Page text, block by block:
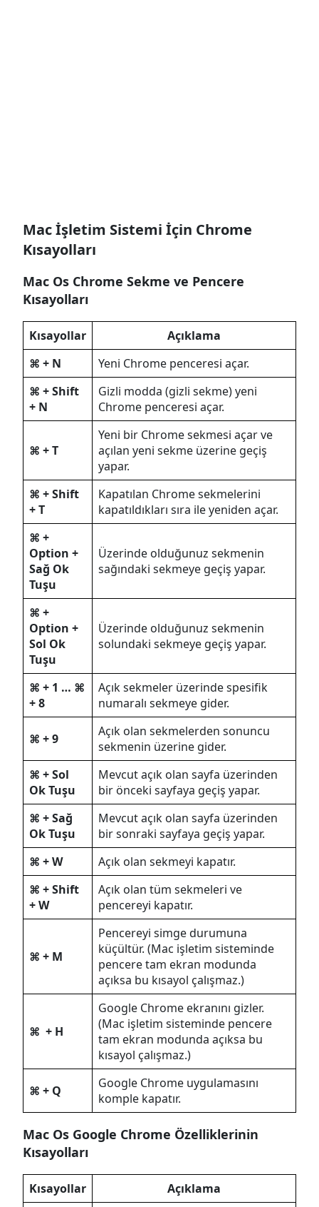
Mac İşletim Sistemi İçin Chrome
Kısayolları
Mac Os Chrome Sekme ve Pencere
Kısayolları
Kısayollar
Açıklama
⌘ + N
Yeni Chrome penceresi açar.
⌘ + Shift
+ N
Gizli modda (gizli sekme) yeni
Chrome penceresi açar.
⌘ + T
Yeni bir Chrome sekmesi açar ve
açılan yeni sekme üzerine geçiş
yapar.
⌘ + Shift
+ T
Kapatılan Chrome sekmelerini
kapatıldıkları sıra ile yeniden açar.
⌘ +
Option +
Sağ Ok
Tuşu
Üzerinde olduğunuz sekmenin
sağındaki sekmeye geçiş yapar.
⌘ +
Option +
Sol Ok
Tuşu
Üzerinde olduğunuz sekmenin
solundaki sekmeye geçiş yapar.
⌘ + 1 … ⌘
+ 8
Açık sekmeler üzerinde spesifik
numaralı sekmeye gider.
⌘ + 9
Açık olan sekmelerden sonuncu
sekmenin üzerine gider.
⌘ + Sol
Ok Tuşu
Mevcut açık olan sayfa üzerinden
bir önceki sayfaya geçiş yapar.
⌘ + Sağ
Ok Tuşu
Mevcut açık olan sayfa üzerinden
bir sonraki sayfaya geçiş yapar.
⌘ + W
Açık olan sekmeyi kapatır.
⌘ + Shift
+ W
Açık olan tüm sekmeleri ve
pencereyi kapatır.
⌘ + M
Pencereyi simge durumuna
küçültür. (Mac işletim sisteminde
pencere tam ekran modunda
açıksa bu kısayol çalışmaz.)
⌘ + H
Google Chrome ekranını gizler.
(Mac işletim sisteminde pencere
tam ekran modunda açıksa bu
kısayol çalışmaz.)
⌘ + Q
Google Chrome uygulamasını
komple kapatır.
Mac Os Google Chrome Özelliklerinin
Kısayolları
Kısayollar Açıklama